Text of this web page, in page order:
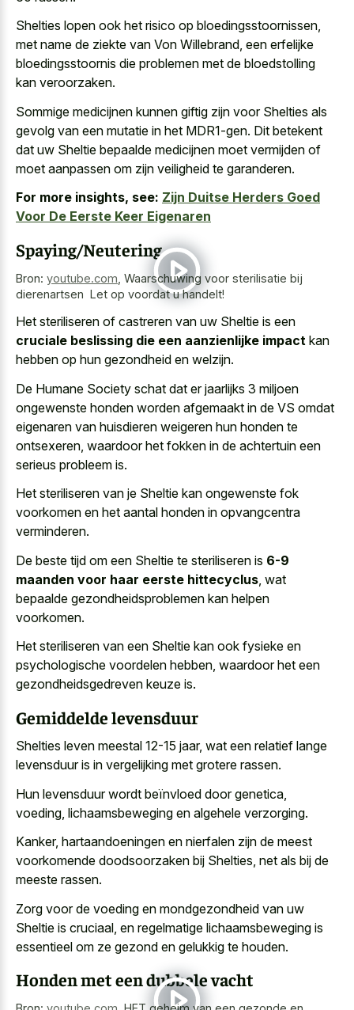
Shelties lopen ook het risico op bloedingsstoornissen,
met name de ziekte van Von Willebrand, een erfelijke
bloedingsstoornis die problemen met de bloedstolling
kan veroorzaken.
Sommige medicijnen kunnen giftig zijn voor Shelties als
gevolg van een mutatie in het MDR1-gen. Dit betekent
dat uw Sheltie bepaalde medicijnen moet vermijden of
moet aanpassen om zijn veiligheid te garanderen.
For more insights, see: Zijn Duitse Herders Goed
Voor De Eerste Keer Eigenaren
Spaying/Neutering
Bron: youtube.com Waarschuwing voor sterilisatie bij
dierenartsen ️️ Let op voordat u handelt!
Het steriliseren of castreren van uw Sheltie is een
cruciale beslissing die een aanzienlijke impact kan
hebben op hun gezondheid en welzijn.
De Humane Society schat dat er jaarlijks 3 miljoen
ongewenste honden worden afgemaakt in de VS omdat
eigenaren van huisdieren weigeren hun honden te
ontsexeren, waardoor het fokken in de achtertuin een
serieus probleem is.
Het steriliseren van je Sheltie kan ongewenste fok
voorkomen en het aantal honden in opvangcentra
verminderen.
De beste tijd om een Sheltie te steriliseren is 6-9
maanden voor haar eerste hittecyclus , wat
bepaalde gezondheidsproblemen kan helpen
voorkomen.
Het steriliseren van een Sheltie kan ook fysieke en
psychologische voordelen hebben, waardoor het een
gezondheidsgedreven keuze is.
Gemiddelde levensduur
Shelties leven meestal 12-15 jaar, wat een relatief lange
levensduur is in vergelijking met grotere rassen.
Hun levensduur wordt beïnvloed door genetica,
voeding, lichaamsbeweging en algehele verzorging.
Kanker, hartaandoeningen en nierfalen zijn de meest
voorkomende doodsoorzaken bij Shelties, net als bij de
meeste rassen.
Zorg voor de voeding en mondgezondheid van uw
Sheltie is cruciaal, en regelmatige lichaamsbeweging is
essentieel om ze gezond en gelukkig te houden.
Honden met een dubbele vacht